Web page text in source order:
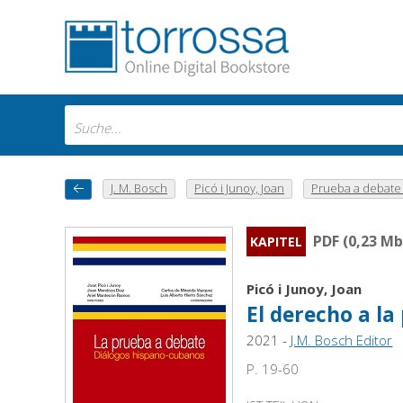
J. M. Bosch Picó i Junoy, Joan Prueba a debate
KAPITEL PDF (0,23
Picó i Junoy, Joan
El derecho a
2021 - J.M. Bosch Editor
P. 19-60